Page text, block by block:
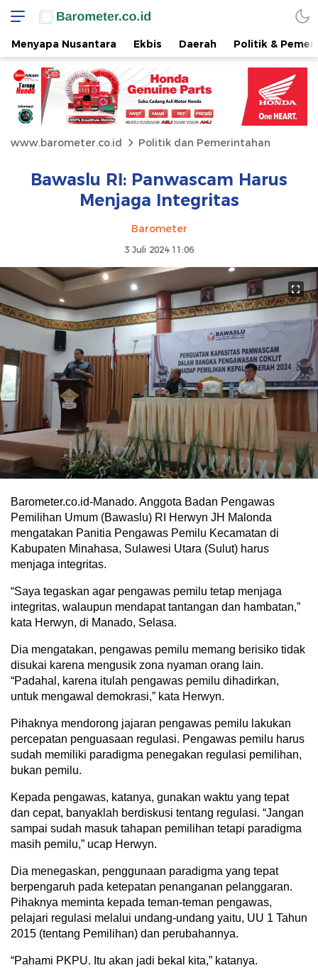
Menyapa Nusantara Ekbis Daerah Politik &
www.barometer.co.id Politik dan Pemerintahan
Bawaslu RI: Panwascam Harus
Menjaga Integritas
Barometer
3 Juli 2024 11:06
Barometer.co.id-Manado. Anggota Badan Pengawas
Pemilihan Umum (Bawaslu) RI Herwyn JH Malonda
mengatakan Panitia Pengawas Pemilu Kecamatan di
Kabupaten Minahasa, Sulawesi Utara (Sulut) harus
menjaga integritas.
“Saya tegaskan agar pengawas pemilu tetap menjaga
integritas, walaupun mendapat tantangan dan hambatan,”
kata Herwyn, di Manado, Selasa.
Dia mengatakan, pengawas pemilu memang berisiko tidak
disukai karena mengusik zona nyaman orang lain.
“Padahal, karena itulah pengawas pemilu dihadirkan,
untuk mengawal demokrasi,” kata Herwyn.
Pihaknya mendorong jajaran pengawas pemilu lakukan
percepatan penguasaan regulasi. Pengawas pemilu harus
sudah memiliki paradigma penegakan regulasi pemilihan,
bukan pemilu.
Kepada pengawas, katanya, gunakan waktu yang tepat
dan cepat, banyaklah berdiskusi tentang regulasi. “Jangan
sampai sudah masuk tahapan pemilihan tetapi paradigma
masih pemilu,” ucap Herwyn.
Dia menegaskan, penggunaan paradigma yang tepat
berpengaruh pada ketepatan penanganan pelanggaran.
Pihaknya meminta kepada teman-teman pengawas,
pelajari regulasi melalui undang-undang yaitu, UU 1 Tahun
2015 (tentang Pemilihan) dan perubahannya.
“Pahami PKPU. Itu akan jadi bekal kita,” katanya.